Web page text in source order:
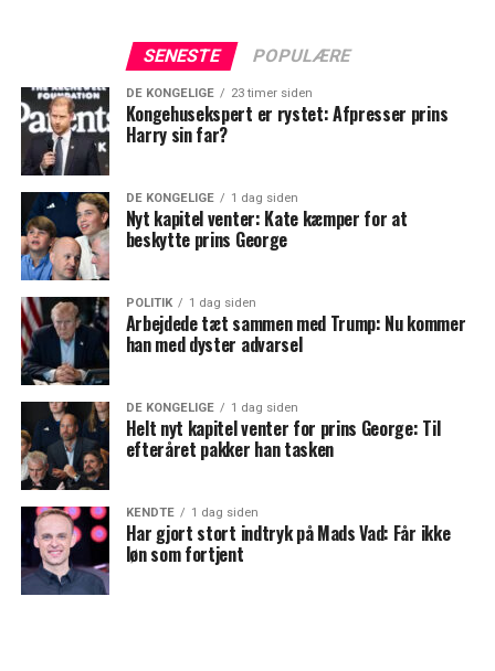
SENESTE POPULÆRE
DE KONGELIGE 23 timer siden
Kongehusekspert er rystet: Afpresser prins
Harry sin far?
DE KONGELIGE 1 dag siden
Nyt kapitel venter: Kate kæmper for at
beskytte prins George
POLITIK 1 dag siden
Arbejdede tæt sammen med Trump: Nu kommer
han med dyster advarsel
DE KONGELIGE 1 dag siden
Helt nyt kapitel venter for prins George: Til
efteråret pakker han tasken
KENDTE 1 dag siden
Har gjort stort indtryk på Mads Vad: Får ikke
løn som fortjent